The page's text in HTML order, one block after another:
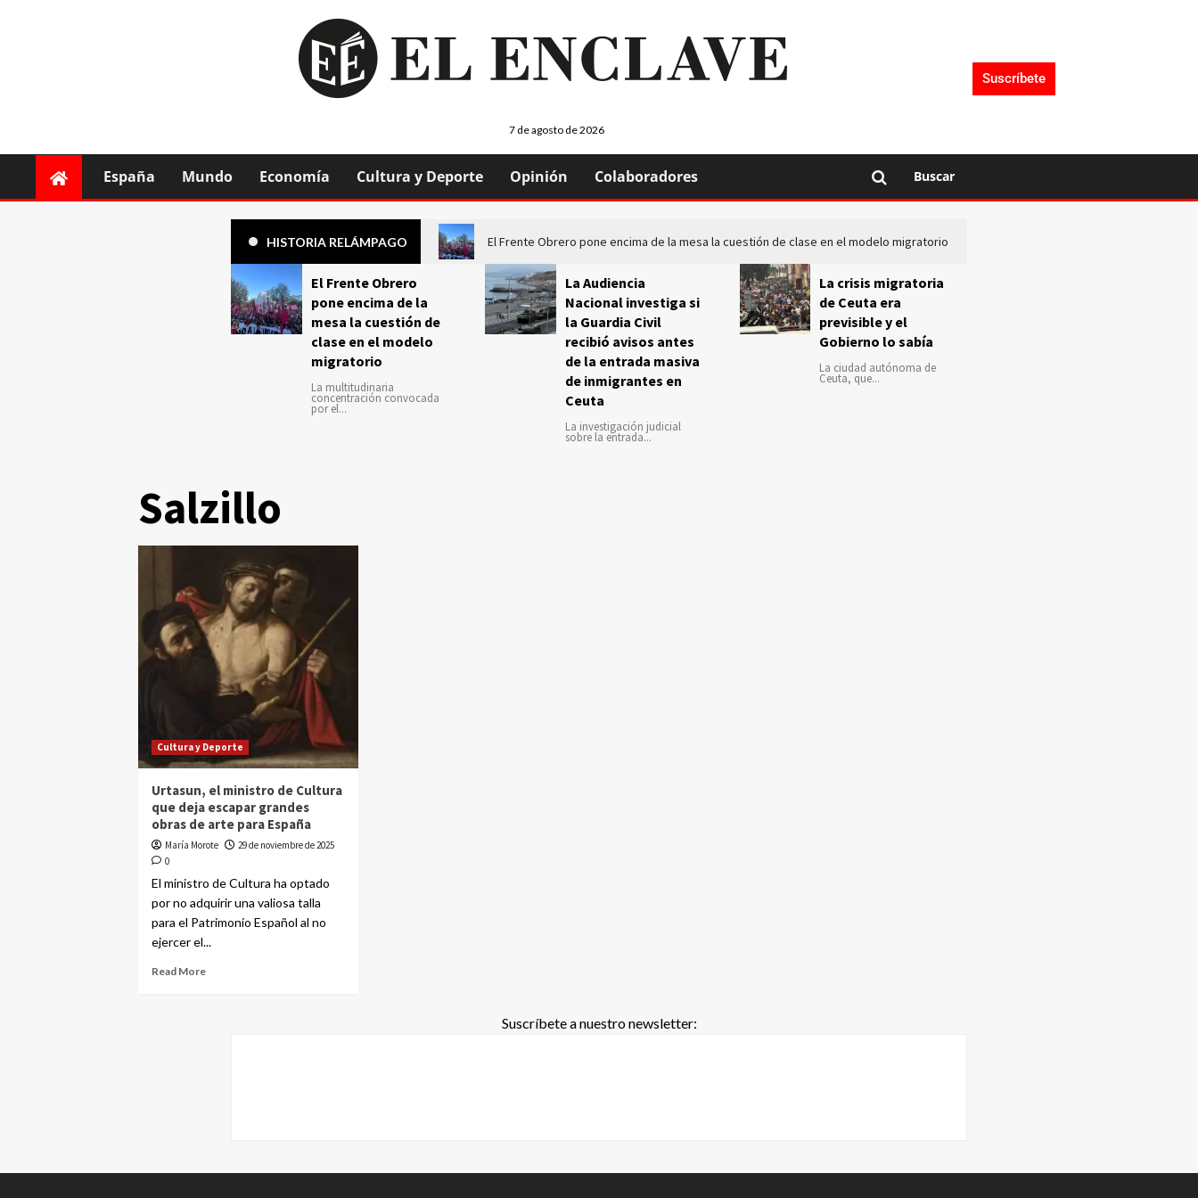
7 de agosto de 2026
Suscríbete
España Mundo Economía Cultura y Deporte Opinión Colaboradores Buscar
HISTORIA RELÁMPAGO El Frente Obrero pone encima de la mesa la cuestión de clase en el modelo migratorio
El Frente Obrero
pone encima de la
mesa la cuestión de
clase en el modelo
migratorio
La multitudinaria
concentración convocada
por el...
La Audiencia
Nacional investiga si
la Guardia Civil
recibió avisos antes
de la entrada masiva
de inmigrantes en
Ceuta
La investigación judicial
sobre la entrada...
La crisis migratoria
de Ceuta era
previsible y el
Gobierno lo sabía
La ciudad autónoma de
Ceuta, que...
Salzillo
Cultura y Deporte
Urtasun, el ministro de Cultura
que deja escapar grandes
obras de arte para España
María Morote
29 de noviembre de 2025
0
El ministro de Cultura ha optado
por no adquirir una valiosa talla
para el Patrimonio Español al no
ejercer el...
Read More
Suscríbete a nuestro newsletter: